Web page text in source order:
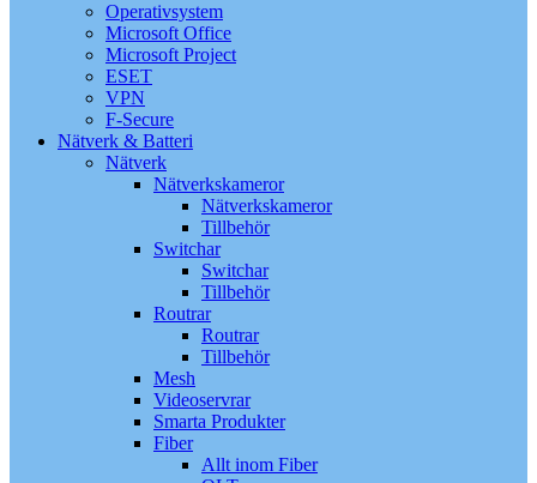
Operativsystem
Microsoft Office
Microsoft Project
ESET
VPN
F-Secure
Nätverk & Batteri
Nätverk
Nätverkskameror
Nätverkskameror
Tillbehör
Switchar
Switchar
Tillbehör
Routrar
Routrar
Tillbehör
Mesh
Videoservrar
Smarta Produkter
Fiber
Allt inom Fiber